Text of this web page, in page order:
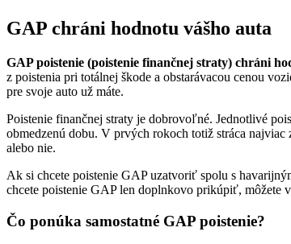
GAP chráni hodnotu vášho auta
GAP poistenie (poistenie finančnej straty) chráni
z poistenia pri totálnej škode a obstarávacou cenou
pre svoje auto už máte.
Poistenie finančnej straty je dobrovoľné. Jednotlivé
obmedzenú dobu. V prvých rokoch totiž stráca
alebo nie.
Ak si chcete poistenie GAP uzatvoriť spolu s
chcete poistenie GAP len doplnkovo prikúpiť, môžete
Čo ponúka samostatné GAP poistenie?